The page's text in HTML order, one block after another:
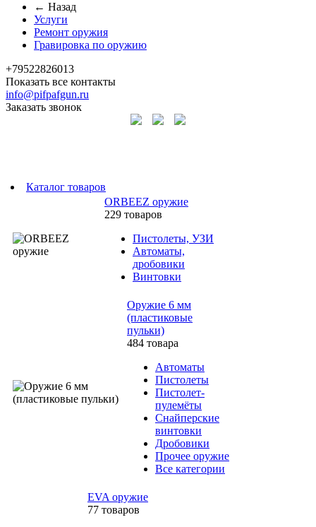
← Назад
Услуги
Ремонт оружия
Гравировка по оружию
+79522826013
Показать все контакты
info@pifpafgun.ru
Заказать звонок
Каталог товаров
ORBEEZ оружие
229 товаров
Пистолеты, УЗИ
Автоматы,
дробовики
Винтовки
Оружие 6 мм
(пластиковые
пульки)
484 товара
Автоматы
Пистолеты
Пистолет-
пулемёты
Снайперские
винтовки
Дробовики
Прочее оружие
Все категории
EVA оружие
77 товаров